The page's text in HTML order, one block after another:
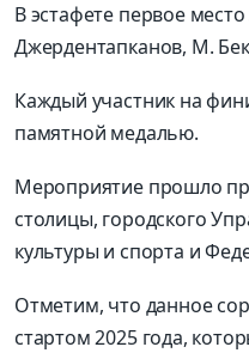
В эстафете первое
Джердентапканов, М.
Каждый участник на
памятной медалью.
Мероприятие прошло
столицы, городского
культуры и спорта и
Отметим, что данное
стартом 2025 года,